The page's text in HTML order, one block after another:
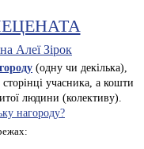
(одну чи декілька),
учасника, а кошти
людини (колективу).
нагороду?